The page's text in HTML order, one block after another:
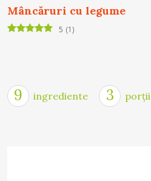
Mâncăruri cu legume
5 (1)
9 ingrediente 3 porții